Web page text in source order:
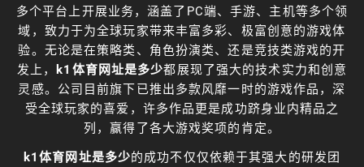
多个平台上开展业务，涵盖了PC端、手游、主机等多个领
域，致力于为全球玩家带来丰富多彩、极富创意的游戏体
验。无论是在策略类、角色扮演类、还是竞技类游戏的开
发上，
k1体育网址是多少都展现了强大的技术实力和创意
灵感。公司目前旗下已推出多款风靡一时的游戏作品，深
受全球玩家的喜爱，许多作品更是成功跻身业内精品之
列，赢得了各大游戏奖项的肯定。
k1体育网址是多少的成功不仅仅依赖于其强大的研发团